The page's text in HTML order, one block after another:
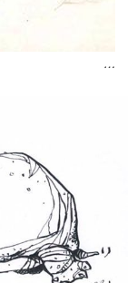
…